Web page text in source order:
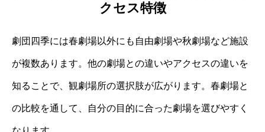
クセス特徴
劇団四季には春劇場以外にも自由劇場や秋劇場など施設
が複数あります。他の劇場との違いやアクセスの違いを
知ることで、観劇場所の選択肢が広がります。春劇場と
の比較を通して、自分の目的に合った劇場を選びやすく